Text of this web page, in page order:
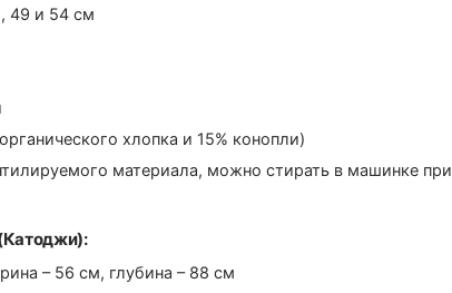
49 и 54 см
хлопка и 15% конопли)
материала, можно стирать в машинке при
– 56 см, глубина – 88 см